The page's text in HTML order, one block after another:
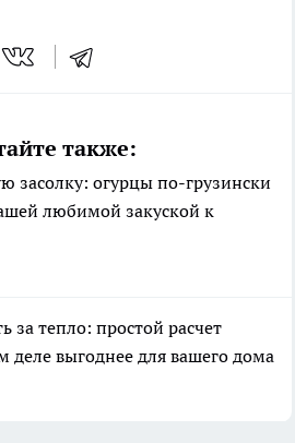
также:
засолку: огурцы по-грузински
любимой закуской к
за тепло: простой расчет
деле выгоднее для вашего дома